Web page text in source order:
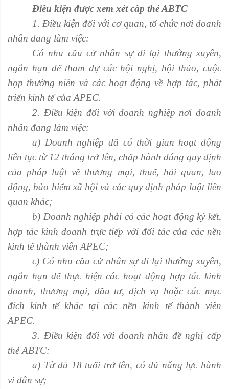
Điều kiện được xem xét cấp thẻ ABTC
1. Điều kiện đối với cơ quan, tổ chức nơi doanh
nhân đang làm việc:
Có nhu cầu cử nhân sự đi lại thường xuyên,
ngắn hạn để tham dự các hội nghị, hội thảo, cuộc
họp thường niên và các hoạt động về hợp tác, phát
triển kinh tế của APEC.
2. Điều kiện đối với doanh nghiệp nơi doanh
nhân đang làm việc:
a) Doanh nghiệp đã có thời gian hoạt động
liên tục từ 12 tháng trở lên, chấp hành đúng quy định
của pháp luật về thương mại, thuế, hải quan, lao
động, bảo hiểm xã hội và các quy định pháp luật liên
quan khác;
b) Doanh nghiệp phải có các hoạt động ký kết,
hợp tác kinh doanh trực tiếp với đối tác của các nền
kinh tế thành viên APEC;
c) Có nhu cầu cử nhân sự đi lại thường xuyên,
ngắn hạn để thực hiện các hoạt động hợp tác kinh
doanh, thương mại, đầu tư, dịch vụ hoặc các mục
đích kinh tế khác tại các nền kinh tế thành viên
APEC.
3. Điều kiện đối với doanh nhân đề nghị cấp
thẻ ABTC:
a) Từ đủ 18 tuổi trở lên, có đủ năng lực hành
vi dân sự;